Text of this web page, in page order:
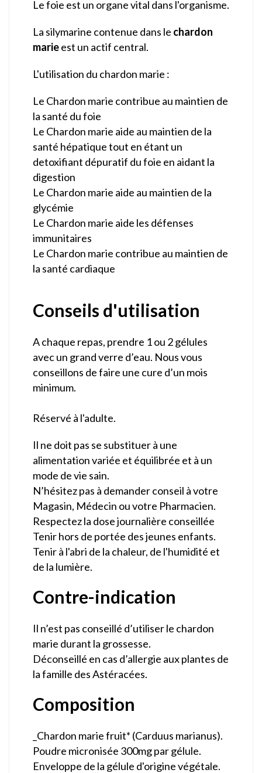
Le foie est un organe vital dans l'organisme.
La silymarine contenue dans le chardon
marieest un actif central.
L'utilisation du chardon marie :
Le Chardon marie contribue au maintien de
la santé du foie
Le Chardon marie aide au maintien de la
santé hépatique tout en étant un
detoxifiant dépuratif du foie en aidant la
digestion
Le Chardon marie aide au maintien de la
glycémie
Le Chardon marie aide les défenses
immunitaires
Le Chardon marie contribue au maintien de
la santé cardiaque
Conseils d'utilisation
A chaque repas, prendre 1 ou 2 gélules
avec un grand verre d’eau. Nous vous
conseillons de faire une cure d’un mois
minimum.
Réservé à l'adulte.
Il ne doit pas se substituer à une
alimentation variée et équilibrée et à un
mode de vie sain.
N’hésitez pas à demander conseil à votre
Magasin, Médecin ou votre Pharmacien.
Respectez la dose journalière conseillée
Tenir hors de portée des jeunes enfants.
Tenir à l'abri de la chaleur, de l'humidité et
de la lumière.
Contre-indication
Il n’est pas conseillé d’utiliser le chardon
marie durant la grossesse.
Déconseillé en cas d’allergie aux plantes de
la famille des Astéracées.
Composition
_Chardon marie fruit* (Carduus marianus).
Poudre micronisée 300mg par gélule.
Enveloppe de la gélule d'origine végétale.